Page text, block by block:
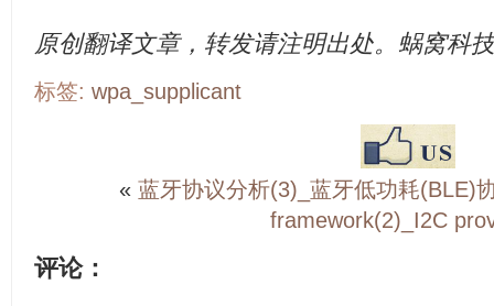
原创翻译文章，转发请注明出处。蜗窝科技
标签: wpa_supplicant
« 蓝牙协议分析(3)_蓝牙低功耗(BLE)
framework(2)_I2C
评论：